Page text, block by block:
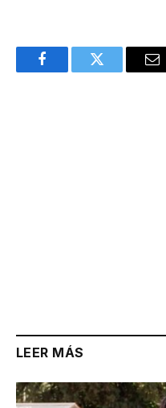
FacebookTwitter
LEER MÁS